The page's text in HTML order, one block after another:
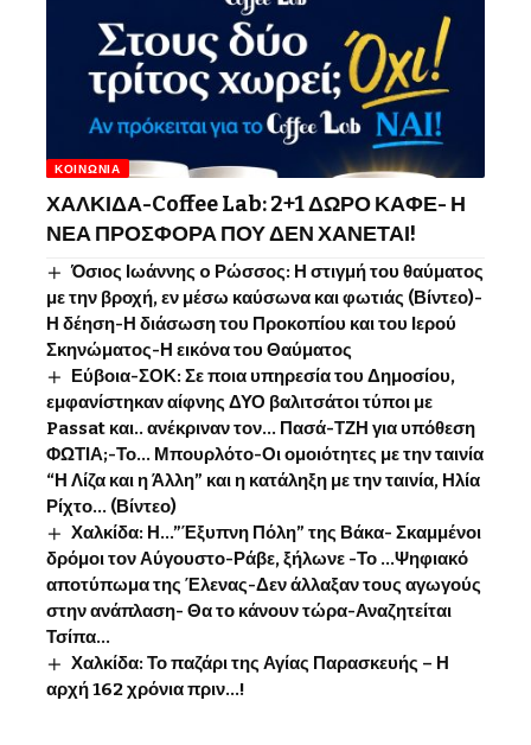
ΚΟΙΝΩΝΊΑ
ΧΑΛΚΙΔΑ-Coffee Lab: 2+1 ΔΩΡΟ ΚΑΦΕ- Η
ΝΕΑ ΠΡΟΣΦΟΡΑ ΠΟΥ ΔΕΝ ΧΑΝΕΤΑΙ!
Όσιος Ιωάννης o Ρώσσος: Η στιγμή του θαύματος
με την βροχή, εν μέσω καύσωνα και φωτιάς (Βίντεο)-
Η δέηση-Η διάσωση του Προκοπίου και του Ιερού
Σκηνώματος-Η εικόνα του Θαύματος
Εύβοια-ΣΟΚ: Σε ποια υπηρεσία του Δημοσίου,
εμφανίστηκαν αίφνης ΔΥΟ βαλιτσάτοι τύποι με
Passat και.. ανέκριναν τον… Πασά-ΤΖΗ για υπόθεση
ΦΩΤΙΑ;-Το… Μπουρλότο-Οι ομοιότητες με την ταινία
“Η Λίζα και η Άλλη” και η κατάληξη με την ταινία, Ηλία
Ρίχτο… (Βίντεο)
Χαλκίδα: Η…”Έξυπνη Πόλη” της Βάκα- Σκαμμένοι
δρόμοι τον Αύγουστο-Ράβε, ξήλωνε -Το …Ψηφιακό
αποτύπωμα της Έλενας-Δεν άλλαξαν τους αγωγούς
στην ανάπλαση- Θα το κάνουν τώρα-Αναζητείται
Τσίπα…
Χαλκίδα: Το παζάρι της Αγίας Παρασκευής – Η
αρχή 162 χρόνια πριν…!